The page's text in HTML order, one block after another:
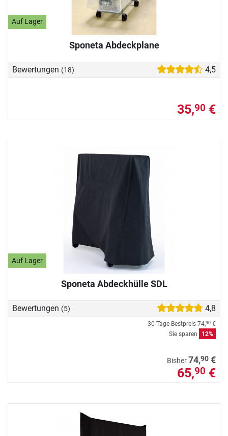
Auf Lager
Sponeta Abdeckplane
Bewertungen (18) 4,5
35,90 €
Auf Lager
Sponeta Abdeckhülle SDL
Bewertungen (5) 4,8
30-Tage-Bestpreis 74,90 €
Sie sparen
12%
Bisher74,90 €
65,90 €